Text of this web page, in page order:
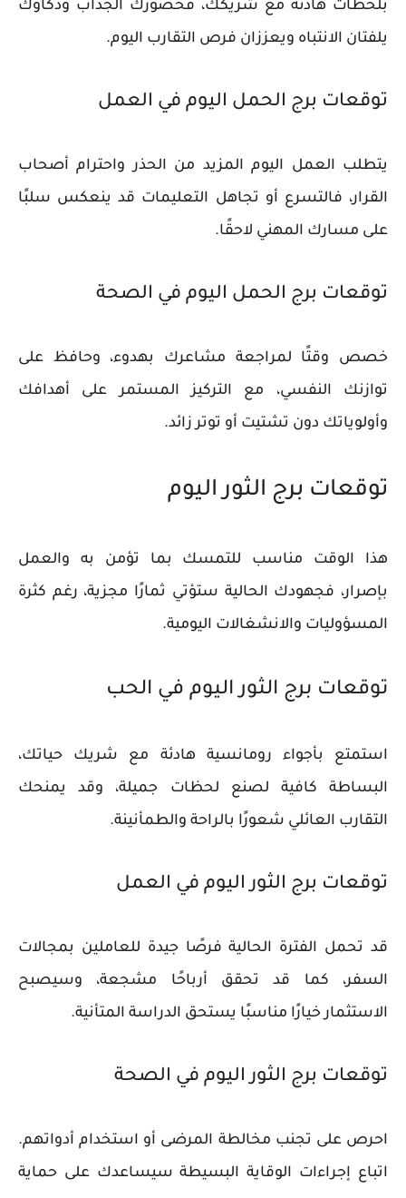
بلحظات هادئة مع شريكك، فحضورك الجذاب وذكاؤك
يلفتان الانتباه ويعززان فرص التقارب اليوم.
توقعات برج الحمل اليوم في العمل
يتطلب العمل اليوم المزيد من الحذر واحترام أصحاب
القرار، فالتسرع أو تجاهل التعليمات قد ينعكس سلبًا
على مسارك المهني لاحقًا.
توقعات برج الحمل اليوم في الصحة
خصص وقتًا لمراجعة مشاعرك بهدوء، وحافظ على
توازنك النفسي، مع التركيز المستمر على أهدافك
وأولوياتك دون تشتيت أو توتر زائد.
توقعات برج الثور اليوم
هذا الوقت مناسب للتمسك بما تؤمن به والعمل
بإصرار، فجهودك الحالية ستؤتي ثمارًا مجزية، رغم كثرة
المسؤوليات والانشغالات اليومية.
توقعات برج الثور اليوم في الحب
استمتع بأجواء رومانسية هادئة مع شريك حياتك،
البساطة كافية لصنع لحظات جميلة، وقد يمنحك
التقارب العائلي شعورًا بالراحة والطمأنينة.
توقعات برج الثور اليوم في العمل
قد تحمل الفترة الحالية فرصًا جيدة للعاملين بمجالات
السفر، كما قد تحقق أرباحًا مشجعة، وسيصبح
الاستثمار خيارًا مناسبًا يستحق الدراسة المتأنية.
توقعات برج الثور اليوم في الصحة
احرص على تجنب مخالطة المرضى أو استخدام أدواتهم.
اتباع إجراءات الوقاية البسيطة سيساعدك على حماية